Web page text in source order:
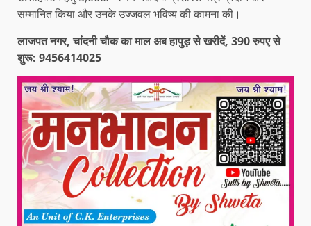
सम्मानित किया और उनके उज्जवल भविष्य की कामना की।
लाजपत नगर, चांदनी चौक का माल अब हापुड़ से खरीदें, 390 रुपए से
शुरू: 9456414025